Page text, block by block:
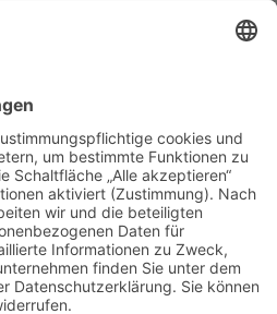
in
in für Tiere
Katzenpsychologie
in und Kynologe/in
Tierheilkunde
Tierkommunikation